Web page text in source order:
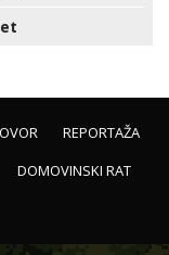
REPORTAŽA
DOMOVINSKI RAT